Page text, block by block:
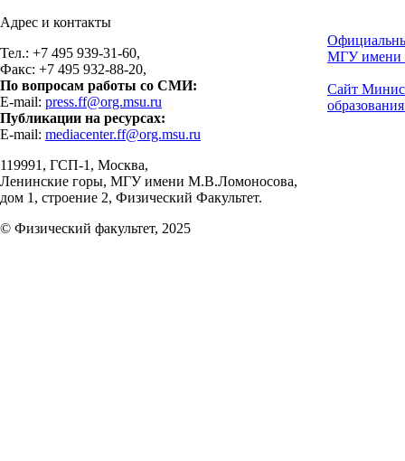
Адрес и контакты
Тел.: +7 495 939-31-60,
Факс: +7 495 932-88-20,
По вопросам работы со СМИ:
E-mail: press.ff@org.msu.ru
Публикации на ресурсах:
E-mail: mediacenter.ff@org.msu.ru
119991, ГСП-1, Москва,
Ленинские горы, МГУ имени М.В.Ломоносова,
дом 1, строение 2, Физический Факультет.
© Физический факультет, 2025
МГУ имени
Сайт